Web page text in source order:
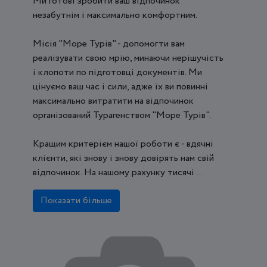
незабутнім і максимально комфортним.
Місія "Море Турів" - допомогти вам
реалізувати свою мрію, минаючи нерішучість
і клопоти по підготовці документів. Ми
цінуємо ваш час і сили, адже їх ви повинні
максимально витратити на відпочинок
організований Турагенством "Море Турів".
Кращим критерієм нашої роботи є - вдячні
клієнти, які знову і знову довірять нам свій
відпочинок. На нашому рахунку тисячі ...
Показати більше